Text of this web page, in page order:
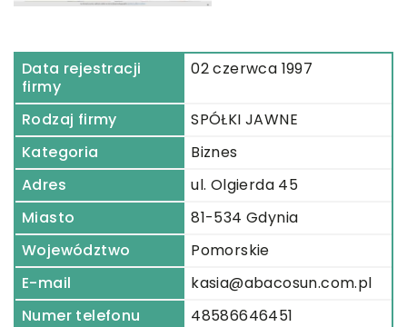
Data rejestracji
firmy
02 czerwca 1997
Rodzaj firmy
SPÓŁKI JAWNE
Kategoria
Biznes
Adres
ul. Olgierda 45
Miasto
81-534 Gdynia
Województwo
Pomorskie
E-mail
kasia@abacosun.com.pl
Numer telefonu
48586646451